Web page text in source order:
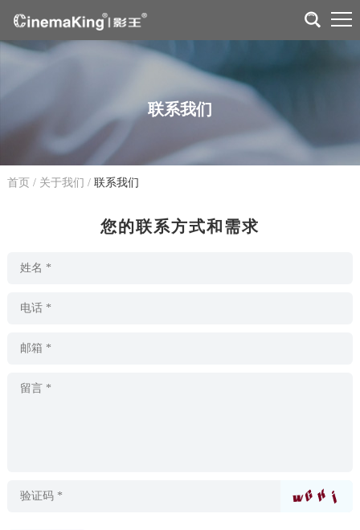
联系我们
首页 / 关于我们 / 联系我们
您的联系方式和需求